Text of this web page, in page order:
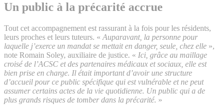
Un public à la précarité accrue
Tout cet accompagnement est rassurant à la fois pour les résidents,
leurs proches et leurs tuteurs. « Auparavant, la personne pour
laquelle j’exerce un mandat se mettait en danger, seule, chez elle »,
note Romain Soley, auxiliaire de justice. « Ici, grâce au maillage
croisé de l’ACSC et des partenaires médicaux et sociaux, elle est
bien prise en charge. Il était important d’avoir une structure
d’accueil pour ce public spécifique qui est vulnérable et ne peut
assumer certains actes de la vie quotidienne. Un public qui a de
plus grands risques de tomber dans la précarité. »